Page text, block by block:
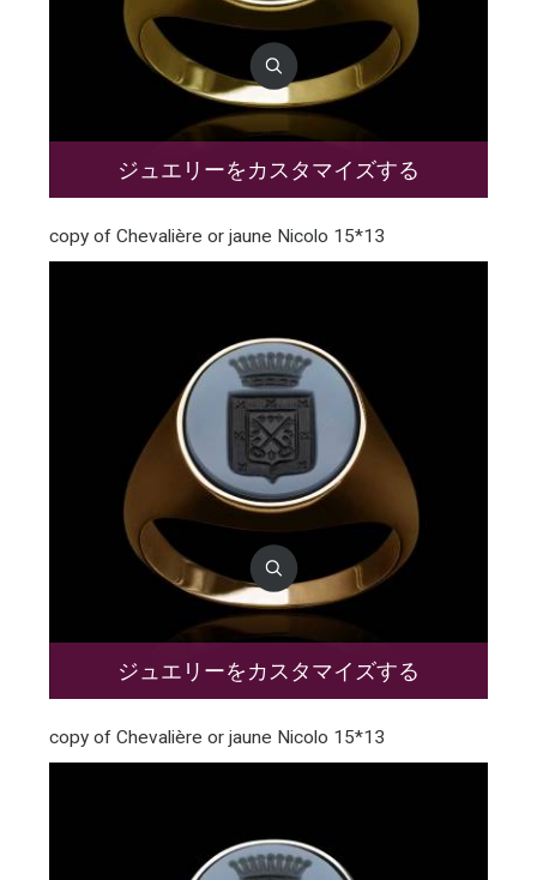
ジュエリーをカスタマイズする
copy of Chevalière or jaune Nicolo 15*13
ジュエリーをカスタマイズする
copy of Chevalière or jaune Nicolo 15*13